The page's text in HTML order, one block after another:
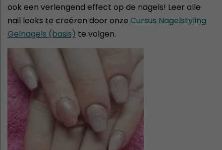
ook een verlengend effect op de nagels! Leer alle
nail looks te creëren door onze Cursus Nagelstyling
Gelnagels (basis) te volgen.